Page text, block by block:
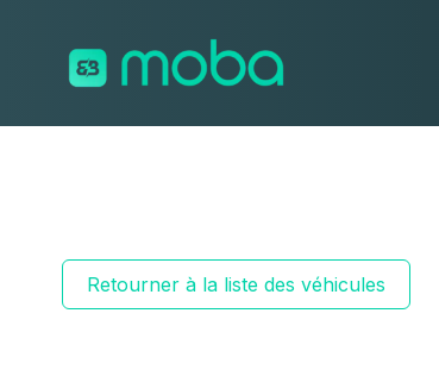
Retourner à la liste des véhicules